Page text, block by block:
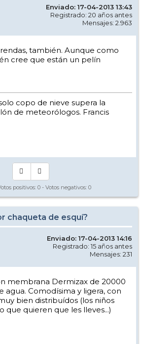
Enviado: 17-04-2013 13:43
Registrado: 20 años antes
Mensajes: 2.963
también. Aunque como
cree que están un pelín
copo de nieve supera la
de meteorólogos. Francis
positivos: 0 - Votos negativos: 0
chaqueta de esquí?
Enviado: 17-04-2013 14:16
Registrado: 15 años antes
Mensajes: 231
membrana Dermizax de 20000
Comodísima y ligera, con
bien distribuídos (los niños
que quieren que les lleves...)